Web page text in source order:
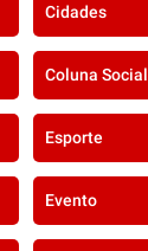
Cidades
Coluna Social
Esporte
Evento